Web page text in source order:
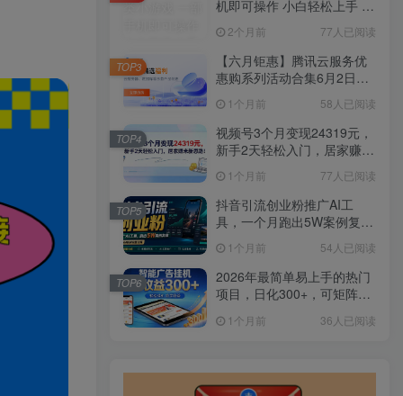
机即可操作 小白轻松上手 长
2个月前 77人已阅读
【六月钜惠】腾讯云服务优
惠购系列活动合集6月2日更
1个月前 58人已阅读
TOP3
视频号3个月变现24319元，
新手2天轻松入门，居家赚米
1个月前 77人已阅读
TOP4
抖音引流创业粉推广AI工
具，一个月跑出5W案例复
1个月前 54人已阅读
TOP5
2026年最简单易上手的热门
项目，日化300+，可矩阵操
1个月前 36人已阅读
TOP6